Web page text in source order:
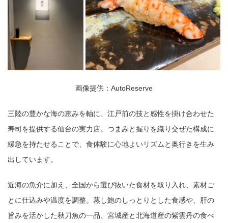
画像提供：AutoReserve
三陸の豊かな海の恵みを軸に、江戸前の技と感性を掛け合わせた
寿司を提供する仙台の実力店。つまみと握りを織り交ぜた構成に
緩急を持たせることで、食体験に心地よいリズムと奥行きを生み
出しています。
近海の魚介に加え、全国から選び抜いた食材を取り入れ、素材ご
とに仕込みや温度を調整。蒸し鮑のしっとりとした食感や、肝の
旨みを活かした秋刀魚の一品、宮城産と北海道産の紫雲丹の食べ